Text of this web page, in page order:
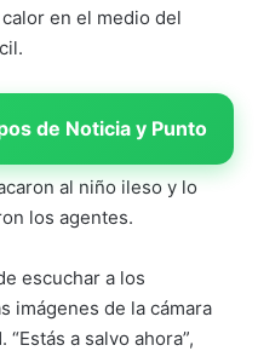
en el medio del
de Noticia y Punto
al niño ileso y lo
los agentes.
escuchar a los
imágenes de la cámara
a salvo ahora”,